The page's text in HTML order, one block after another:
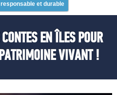
et durable
EN ÎLES POUR
VIVANT !